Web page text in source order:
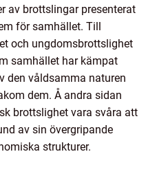
av brottslingar presenterat
för samhället. Till
och ungdomsbrottslighet
samhället har kämpat
den våldsamma naturen
dem. Å andra sidan
brottslighet vara svåra att
av sin övergripande
strukturer.